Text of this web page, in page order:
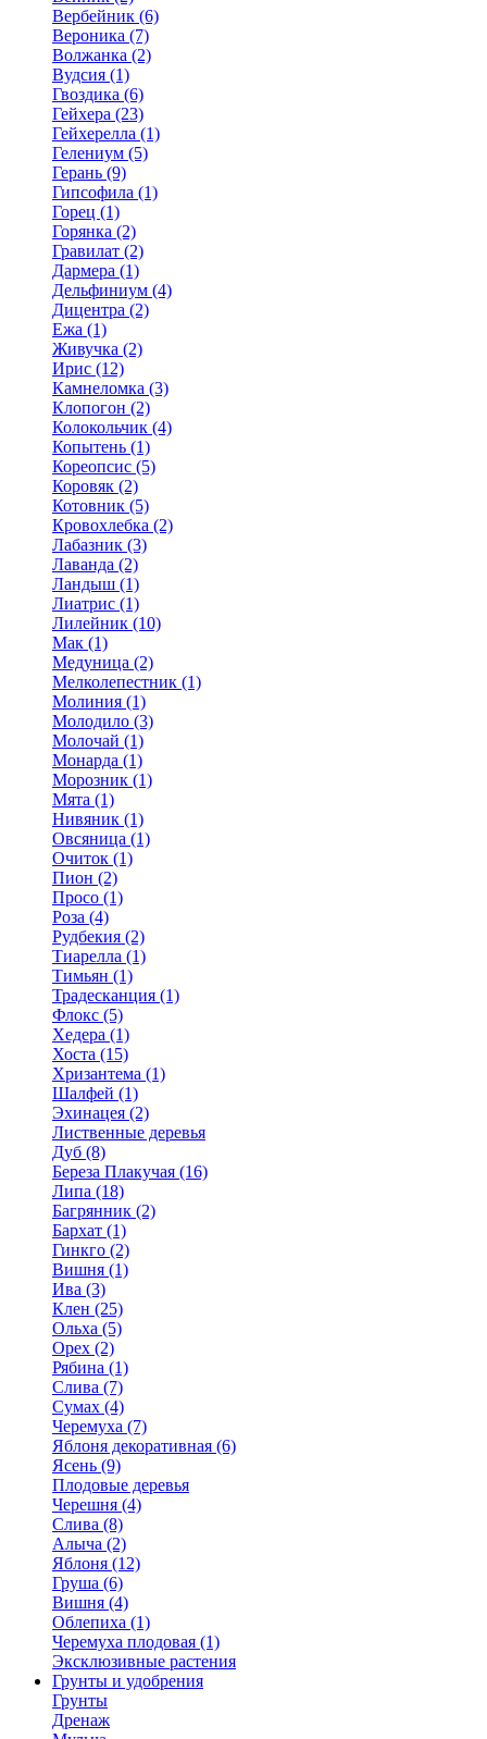
Вербейник (6)
Вероника (7)
Волжанка (2)
Вудсия (1)
Гвоздика (6)
Гейхера (23)
Гейхерелла (1)
Гелениум (5)
Герань (9)
Гипсофила (1)
Горец (1)
Горянка (2)
Гравилат (2)
Дармера (1)
Дельфиниум (4)
Дицентра (2)
Ежа (1)
Живучка (2)
Ирис (12)
Камнеломка (3)
Клопогон (2)
Колокольчик (4)
Копытень (1)
Кореопсис (5)
Коровяк (2)
Котовник (5)
Кровохлебка (2)
Лабазник (3)
Лаванда (2)
Ландыш (1)
Лиатрис (1)
Лилейник (10)
Мак (1)
Медуница (2)
Мелколепестник (1)
Молиния (1)
Молодило (3)
Молочай (1)
Монарда (1)
Морозник (1)
Мята (1)
Нивяник (1)
Овсяница (1)
Очиток (1)
Пион (2)
Просо (1)
Роза (4)
Рудбекия (2)
Тиарелла (1)
Тимьян (1)
Традесканция (1)
Флокс (5)
Хедера (1)
Хоста (15)
Хризантема (1)
Шалфей (1)
Эхинацея (2)
Лиственные деревья
Дуб (8)
Береза Плакучая (16)
Липа (18)
Багрянник (2)
Бархат (1)
Гинкго (2)
Вишня (1)
Ива (3)
Клен (25)
Ольха (5)
Орех (2)
Рябина (1)
Слива (7)
Сумах (4)
Черемуха (7)
Яблоня декоративная (6)
Ясень (9)
Плодовые деревья
Черешня (4)
Слива (8)
Алыча (2)
Яблоня (12)
Груша (6)
Вишня (4)
Облепиха (1)
Черемуха плодовая (1)
Эксклюзивные растения
Грунты и удобрения
Грунты
Дренаж